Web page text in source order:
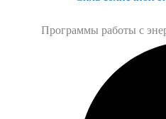
Программы работы с